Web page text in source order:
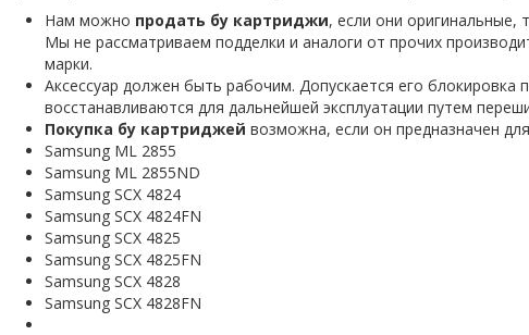
Нам можно продать бу картриджи, если они оригинальные,
Мы не рассматриваем подделки и аналоги от прочих
марки.
Аксессуар должен быть рабочим. Допускается его блокировка
восстанавливаются для дальнейшей эксплуатации путем
Покупка бу картриджей возможна, если он предназначен
Samsung ML 2855
Samsung ML 2855ND
Samsung SCX 4824
Samsung SCX 4824FN
Samsung SCX 4825
Samsung SCX 4825FN
Samsung SCX 4828
Samsung SCX 4828FN